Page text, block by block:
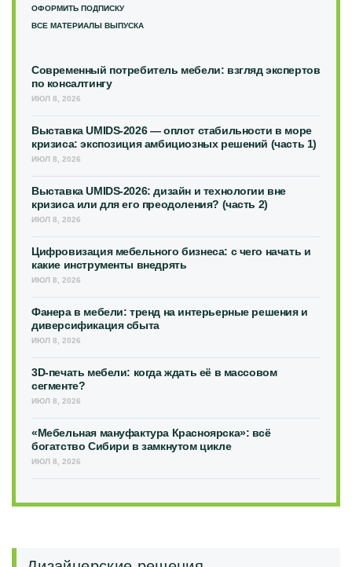
ОФОРМИТЬ ПОДПИСКУ
ВСЕ МАТЕРИАЛЫ ВЫПУСКА
Современный потребитель мебели: взгляд экспертов
по консалтингу
ИЮЛ 8, 2026
Выставка UMIDS-2026 — оплот стабильности в море
кризиса: экспозиция амбициозных решений (часть 1)
ИЮЛ 8, 2026
Выставка UMIDS-2026: дизайн и технологии вне
кризиса или для его преодоления? (часть 2)
ИЮЛ 8, 2026
Цифровизация мебельного бизнеса: с чего начать и
какие инструменты внедрять
ИЮЛ 8, 2026
Фанера в мебели: тренд на интерьерные решения и
диверсификация сбыта
ИЮЛ 8, 2026
3D-печать мебели: когда ждать её в массовом
сегменте?
ИЮЛ 8, 2026
«Мебельная мануфактура Красноярска»: всё
богатство Сибири в замкнутом цикле
ИЮЛ 8, 2026